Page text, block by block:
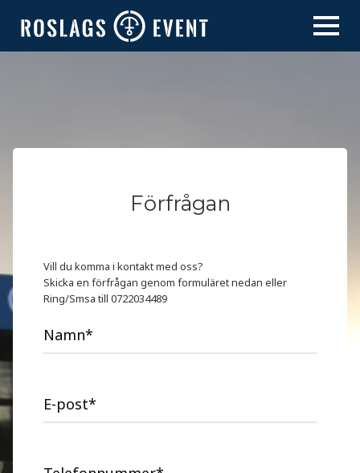
content
Förfrågan
Vill du komma i kontakt med oss?
Skicka en förfrågan genom formuläret nedan eller
Ring/Smsa till 0722034489
Namn*
E-post*